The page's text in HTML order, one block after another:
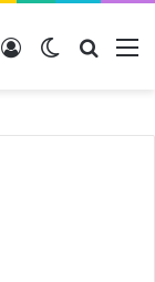
Switch skin
Войти